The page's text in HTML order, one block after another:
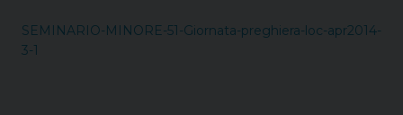
SEMINARIO-MINORE-51-Giornata-preghiera-loc-apr2014-
3-1